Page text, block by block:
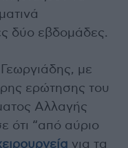
δύο εβδομάδες.
με
ερώτησης του
Αλλαγής
ότι “από αύριο
για τα